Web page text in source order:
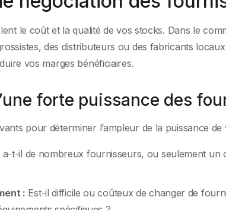
le coût et la qualité de vos stocks. Dans le
des distributeurs ou des fabricants
vos marges bénéficiaires.
forte puissance des
pour déterminer l’ampleur de la puissance
a-t-il de nombreux fournisseurs, ou seulement un
: Est-il difficile ou coûteux de changer de